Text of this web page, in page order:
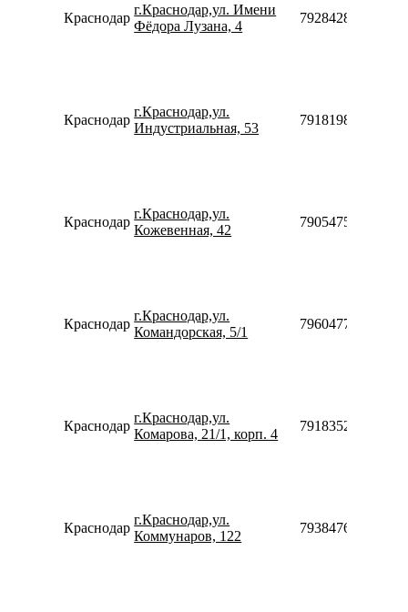
Краснодар
г.Краснодар,ул. Имени
Фёдора Лузана, 4
79284285998
Краснодар
г.Краснодар,ул.
Индустриальная, 53
79181983948
Краснодар
г.Краснодар,ул.
Кожевенная, 42
79054754475
Краснодар
г.Краснодар,ул.
Командорская, 5/1
79604773077
Краснодар
г.Краснодар,ул.
Комарова, 21/1, корп. 4
79183520970
Краснодар
г.Краснодар,ул.
Коммунаров, 122